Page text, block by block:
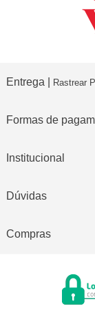
Entrega | Rastrear
Formas de
Institucional
Dúvidas
Compras